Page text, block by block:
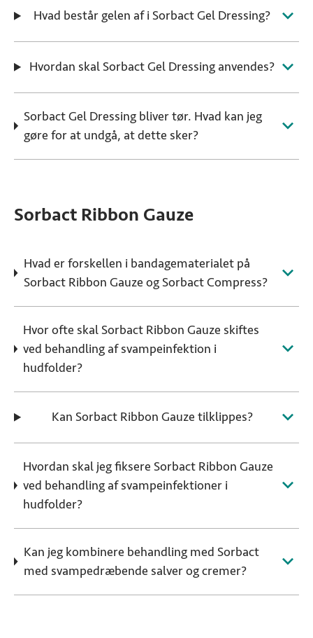
Hvad består gelen af i Sorbact Gel Dressing?
Hvordan skal Sorbact Gel Dressing anvendes?
Sorbact Gel Dressing bliver tør. Hvad kan jeg
gøre for at undgå, at dette sker?
Sorbact Ribbon Gauze
Hvad er forskellen i bandagematerialet på
Sorbact Ribbon Gauze og Sorbact Compress?
Hvor ofte skal Sorbact Ribbon Gauze skiftes
ved behandling af svampeinfektion i
hudfolder?
Kan Sorbact Ribbon Gauze tilklippes?
Hvordan skal jeg fiksere Sorbact Ribbon Gauze
ved behandling af svampeinfektioner i
hudfolder?
Kan jeg kombinere behandling med Sorbact
med svampedræbende salver og cremer?